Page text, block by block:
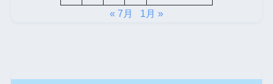
« 7月
1月 »